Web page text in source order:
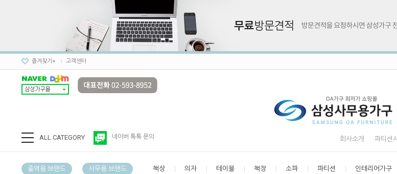
즐겨찾기+ 고객센터
ALL CATEGORY 네이버 톡톡 문의 회사소개 파티션
중역용 브랜드 사무용 브랜드 책상 의자 테이블 책장 소파 파티션 인테리어가구